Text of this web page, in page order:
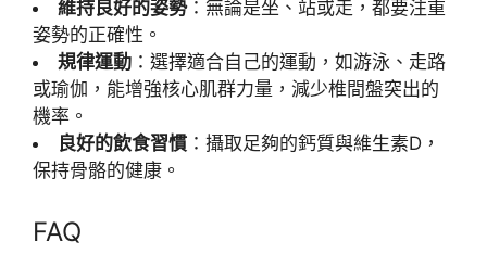
維持良好的姿勢：無論是坐、站或走，都要注重
姿勢的正確性。
規律運動 ：選擇適合自己的運動，如游泳、走路
或瑜伽，能增強核心肌群力量，減少椎間盤突出的
機率。
良好的飲食習慣 ：攝取足夠的鈣質與維生素D，
保持骨骼的健康。
FAQ